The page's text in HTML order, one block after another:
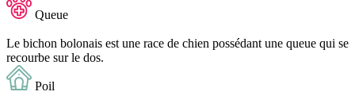
Queue
Le bichon bolonais est une race de chien possédant une queue qui se
recourbe sur le dos.
Poil